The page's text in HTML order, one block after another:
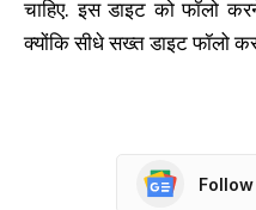
चाहिए. इस डाइट को फॉलो
क्योंकि सीधे सख्त डाइट फॉलो